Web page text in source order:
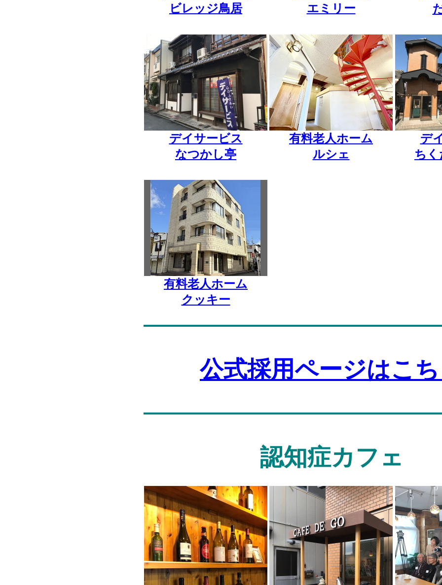
ビレッジ鳥居
エミリー
デイサービス
なつかし亭
有料老人ホーム
ルシェ
デ
ちく
有料老人ホーム
クッキー
公式採用ページはこ
認知症カフェ